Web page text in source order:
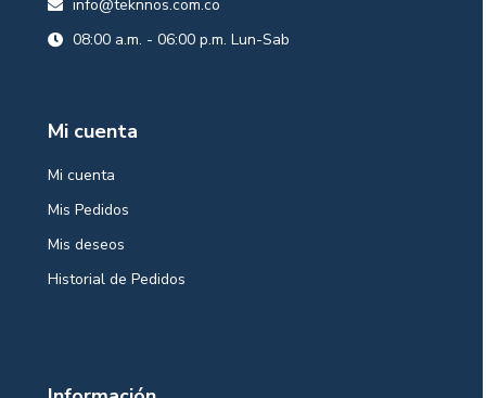
info@teknnos.com.co
08:00 a.m. - 06:00 p.m. Lun-Sab
Mi cuenta
Mi cuenta
Mis Pedidos
Mis deseos
Historial de Pedidos